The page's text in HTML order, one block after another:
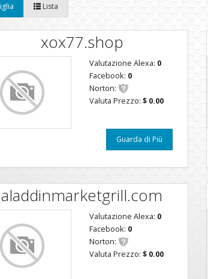
Lista
xox77.shop
Valutazione Alexa: 0
Facebook: 0
Norton:
Valuta Prezzo: $ 0.00
Guarda di Più
aladdinmarketgrill.com
Valutazione Alexa: 0
Facebook: 0
Norton:
Valuta Prezzo: $ 0.00